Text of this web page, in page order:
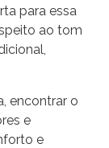
para essa
ao tom
encontrar o
e
e